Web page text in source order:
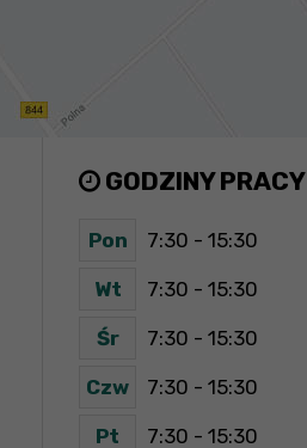
GODZINY PRACY
Pon 7:30 - 15:30
Wt 7:30 - 15:30
Śr 7:30 - 15:30
Czw 7:30 - 15:30
Pt 7:30 - 15:30